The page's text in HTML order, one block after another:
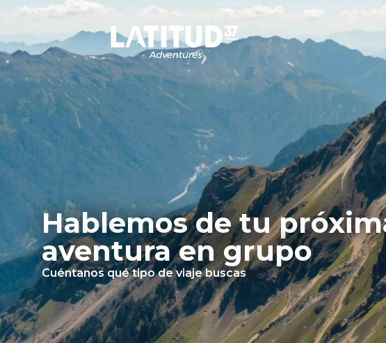
Hablemos de tu
aventura​ en grupo
Cuéntanos qué tipo de viaje buscas